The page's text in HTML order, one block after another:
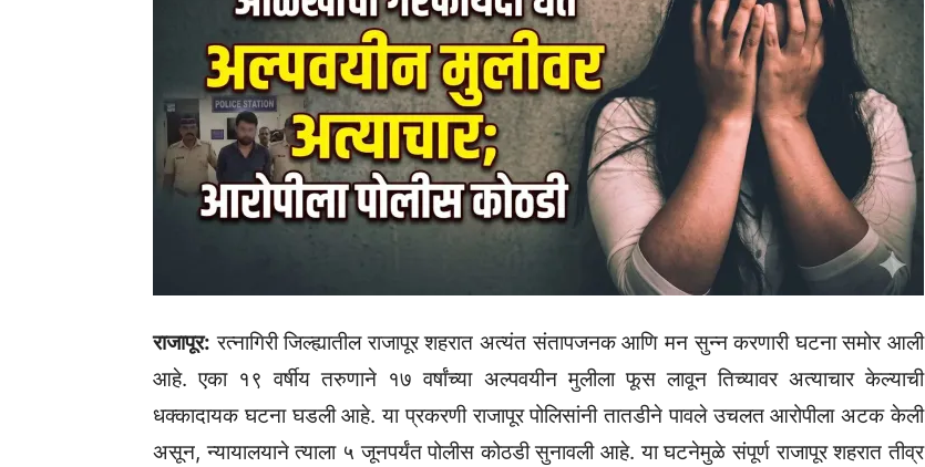
राजापूर: रत्नागिरी जिल्ह्यातील राजापूर शहरात अत्यंत संतापजनक आणि मन सुन्न करणारी घटना समोर आली
आहे. एका १९ वर्षीय तरुणाने १७ वर्षांच्या अल्पवयीन मुलीला फूस लावून तिच्यावर अत्याचार केल्याची
धक्कादायक घटना घडली आहे. या प्रकरणी राजापूर पोलिसांनी तातडीने पावले उचलत आरोपीला अटक केली
असून, न्यायालयाने त्याला ५ जूनपर्यंत पोलीस कोठडी सुनावली आहे. या घटनेमुळे संपूर्ण राजापूर शहरात तीव्र